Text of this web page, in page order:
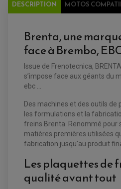
SILENCIEUX / ÉCHAPPEMENT
ACCESSOIRE ÉCHAPPEMENT
ÉLECTRICITÉ
ACCESSOIRES ELECTRIQUE
CHARGEUR BATTERIE
CLIGNOTANT TYPE ORIGINE
DÉMARREUR
FEUX ADDITIONNELS
KIT RECONDITIONNEMENT
POMPE A ESSENCE
REDRESSEUR / REGULATEUR
ENTRETIEN MOTO
ÉCHAPPEMENT SCOOTER
CLIGNOTANT TYPE ORIGINE
BATTERIE SCOOTER
REDRESSEUR / RÉGULATEUR
POMPE A ESSENCE
FREINAGE
DISQUE DE FREIN AVANT
ACCESSOIRE + VISSERIE
PLAQUETTE DE FREIN AVANT
PLAQUETTE DE FREIN ARRIERE
MAÎTRE CYLINDRE
FILTRE A AIR QUAD
FILTRE A HUILE QUAD
TRANSMISSION
PATIN DE BRAS OSCILLANT
ROULETTE DE CHAÎNE
EMBRAYAGE OFF ROAD
PIÈCE MOTEUR
KIT RÉPARATION POMPE A EAU
PIPE D'ADMISSION
RADIATEUR
DURITE RADIATEUR
DESCRIPTION MOTOS
Brenta, une
face à Brembo,
Issue de Frenotecnica,
s’impose face aux géants du
ebc ...
Des machines et des outils de
les formulations et la
freins Brenta. Renommé pour
matières premières utilisées
fabrication jusqu'au produit
Les plaquettes de
qualité avant tout